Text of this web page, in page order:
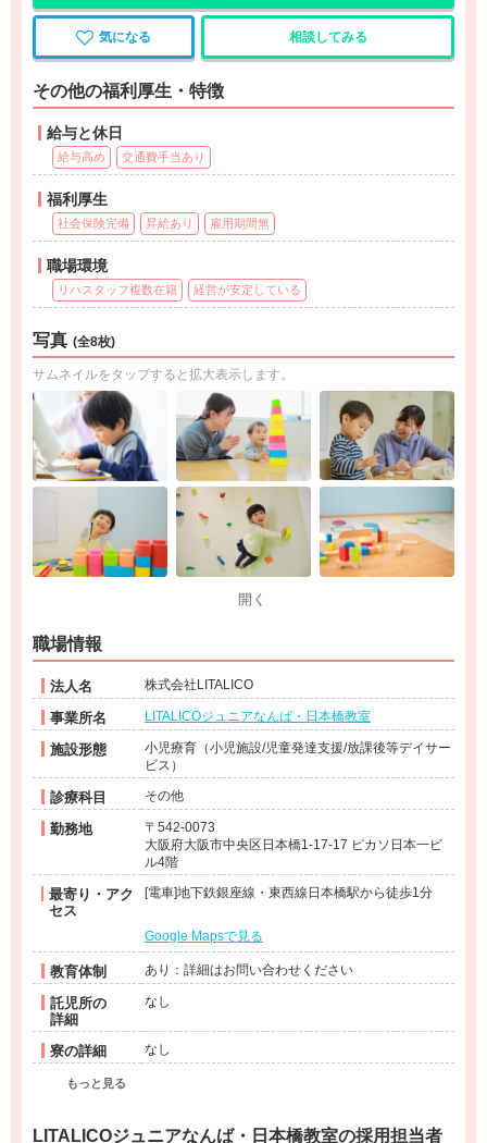
気になる 相談してみる
その他の福利厚生・特徴
給与と休日
給与高め 交通費手当あり
福利厚生
社会保険完備 昇給あり 雇用期間無
職場環境
リハスタッフ複数在籍 経営が安定している
写真 (全8枚)
サムネイルをタップすると拡大表示します。
開く
職場情報
法人名 株式会社LITALICO
事業所名 LITALICOジュニアなんば・日本橋教室
施設形態
小児療育（小児施設/児童発達支援/放課後等デイサー
ビス）
診療科目 その他
勤務地
〒542-0073
大阪府大阪市中央区日本橋1-17-17 ピカソ日本一ビ
ル4階
最寄り・アク
セス
[電車]地下鉄銀座線・東西線日本橋駅から徒歩1分
Google Mapsで見る
教育体制 あり：詳細はお問い合わせください
託児所の
詳細
なし
寮の詳細 なし
もっと見る
LITALICOジュニアなんば・日本橋教室の採用担当者